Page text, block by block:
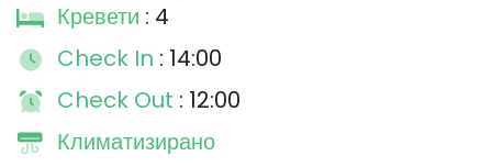
Кревети : 4
Check In : 14:00
Check Out : 12:00
Климатизирано